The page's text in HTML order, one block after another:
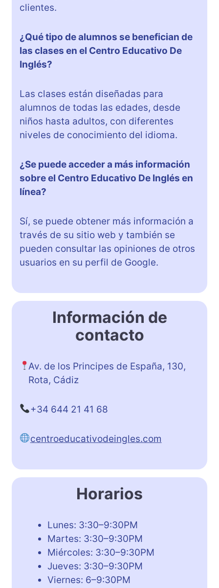
clientes.
¿Qué tipo de alumnos se benefician de
las clases en el Centro Educativo De
Inglés?
Las clases están diseñadas para
alumnos de todas las edades, desde
niños hasta adultos, con diferentes
niveles de conocimiento del idioma.
¿Se puede acceder a más información
sobre el Centro Educativo De Inglés en
línea?
Sí, se puede obtener más información a
través de su sitio web y también se
pueden consultar las opiniones de otros
usuarios en su perfil de Google.
Información de
contacto
Av. de los Principes de España, 130,
Rota, Cádiz
+34 644 21 41 68
centroeducativodeingles.com
Horarios
Lunes: 3:30–9:30PM
Martes: 3:30–9:30PM
Miércoles: 3:30–9:30PM
Jueves: 3:30–9:30PM
Viernes: 6–9:30PM